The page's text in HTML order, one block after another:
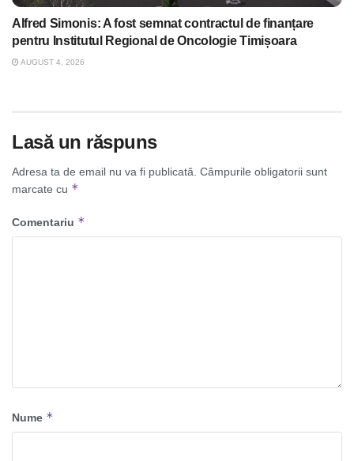
Alfred Simonis: A fost semnat contractul de finanțare
pentru Institutul Regional de Oncologie Timișoara
AUGUST 4, 2026
Lasă un răspuns
Adresa ta de email nu va fi publicată. Câmpurile obligatorii sunt
marcate cu *
Comentariu *
Nume *